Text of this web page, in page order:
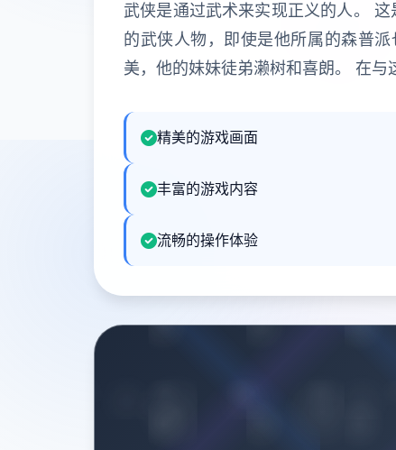
武侠是通过武术来实现正义的人。
的武侠人物，即使是他所属的森普
美，他的妹妹徒弟濑树和喜朗。 在与
精美的游戏画面
丰富的游戏内容
流畅的操作体验